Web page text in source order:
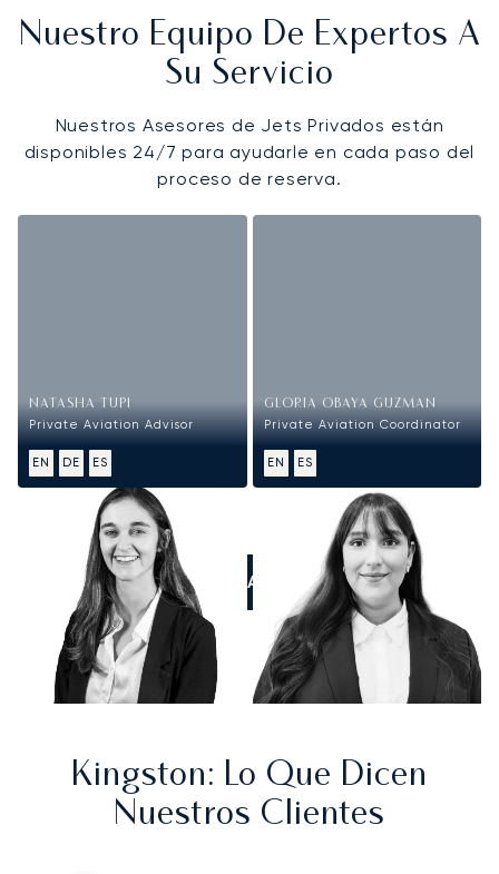
Nuestro Equipo De Expertos A
Su Servicio
Nuestros Asesores de Jets Privados están
disponibles 24/7 para ayudarle en cada paso del
proceso de reserva.
NATASHA TUPI
Private Aviation Advisor
EN DE ES
GLORIA OBAYA GUZMAN
Private Aviation Coordinator
EN ES
LLÁMANOS
Kingston: Lo Que Dicen
Nuestros Clientes